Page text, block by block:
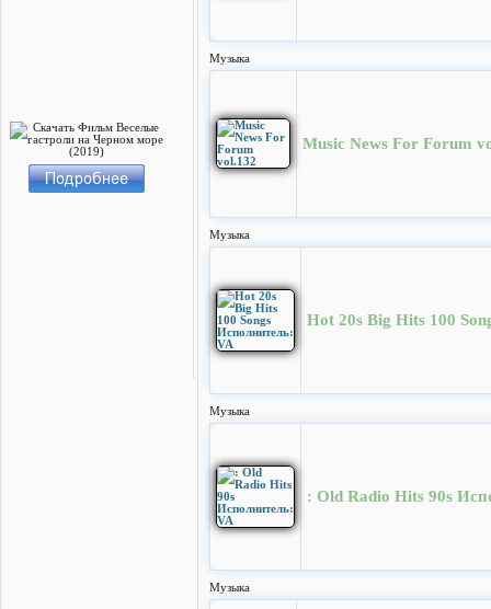
Музыка
Music News For Forum
Музыка
Hot 20s Big Hits 100
Музыка
: Old Radio Hits 90s
Музыка